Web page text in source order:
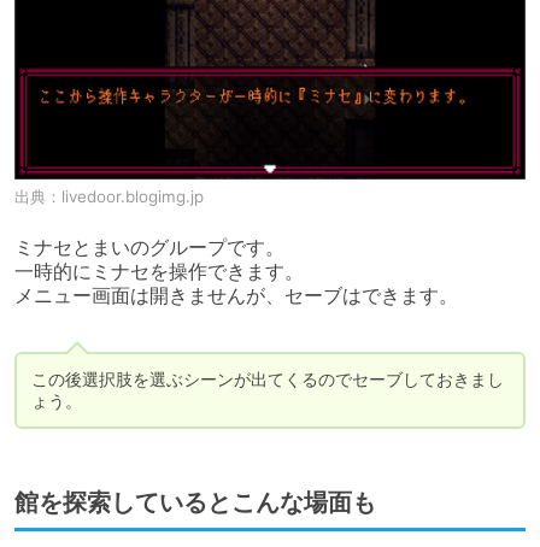
出典： livedoor.blogimg.jp
ミナセとまいのグループです。
一時的にミナセを操作できます。
メニュー画面は開きませんが、セーブはできます。
この後選択肢を選ぶシーンが出てくるのでセーブしておきまし
ょう。
館を探索しているとこんな場面も